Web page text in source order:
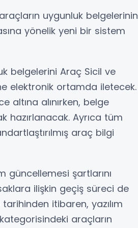
uygunluk belgelerinin
yönelik yeni bir sistem
belgelerini Araç Sicil ve
elektronik ortamda iletecek.
altına alınırken, belge
hazırlanacak. Ayrıca tüm
araç bilgi
güncellemesi şartlarını
ilişkin geçiş süreci de
itibaren, yazılım
araçların